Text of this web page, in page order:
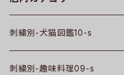
刺繍別-犬猫図鑑10-s
刺繍別-趣味料理09-s